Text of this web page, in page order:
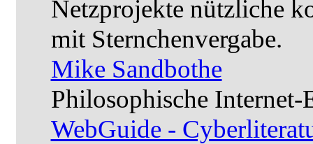
Netzprojekte nützliche
mit Sternchenvergabe.
Mike Sandbothe
Philosophische Internet-
WebGuide -